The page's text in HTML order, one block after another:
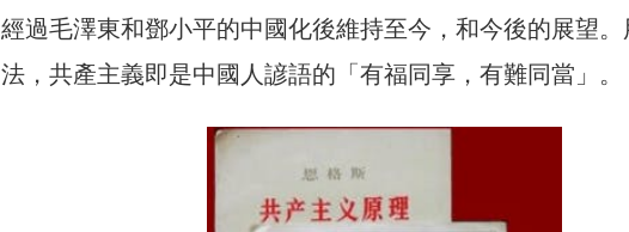
經過毛澤東和鄧小平的中國化後維持至今，和今後的展望
法，共產主義即是中國人諺語的「有福同享，有難同當」。